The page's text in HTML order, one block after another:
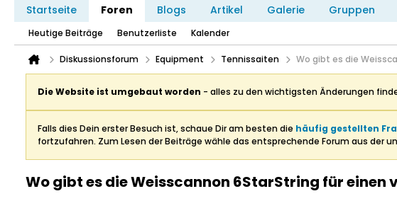
Startseite Foren Blogs Artikel Galerie Gruppen
Heutige Beiträge Benutzerliste Kalender
Diskussionsforum Equipment Tennissaiten Wo gibt es die
Die Website ist umgebaut worden - alles zu den wichtigsten Änderungen
Falls dies Dein erster Besuch ist, schaue Dir am besten die häufig gestellten
fortzufahren. Zum Lesen der Beiträge wähle das entsprechende Forum aus der
Wo gibt es die Weisscannon 6StarString für einen